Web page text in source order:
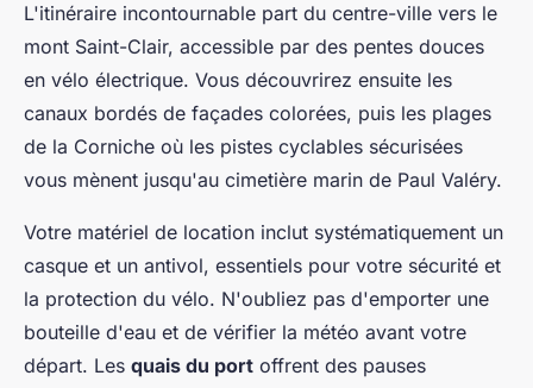
L'itinéraire incontournable part du centre-ville vers le
mont Saint-Clair, accessible par des pentes douces
en vélo électrique. Vous découvrirez ensuite les
canaux bordés de façades colorées, puis les plages
de la Corniche où les pistes cyclables sécurisées
vous mènent jusqu'au cimetière marin de Paul Valéry.
Votre matériel de location inclut systématiquement un
casque et un antivol, essentiels pour votre sécurité et
la protection du vélo. N'oubliez pas d'emporter une
bouteille d'eau et de vérifier la météo avant votre
départ. Les quais du port offrent des pauses